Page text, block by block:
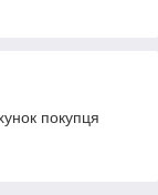
покупця